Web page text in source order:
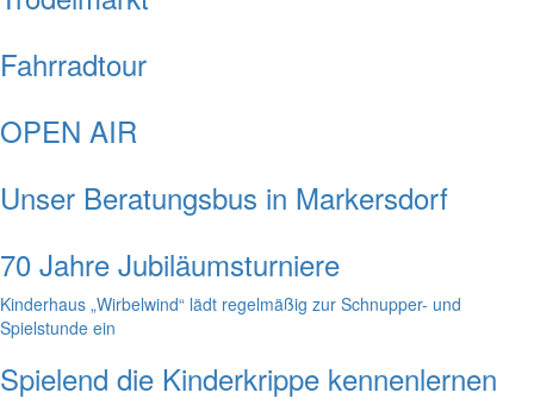
Fahrradtour
OPEN AIR
Unser Beratungsbus in Markersdorf
70 Jahre Jubiläumsturniere
Kinderhaus „Wirbelwind“ lädt regelmäßig zur Schnupper- und
Spielstunde ein
Spielend die Kinderkrippe kennenlernen